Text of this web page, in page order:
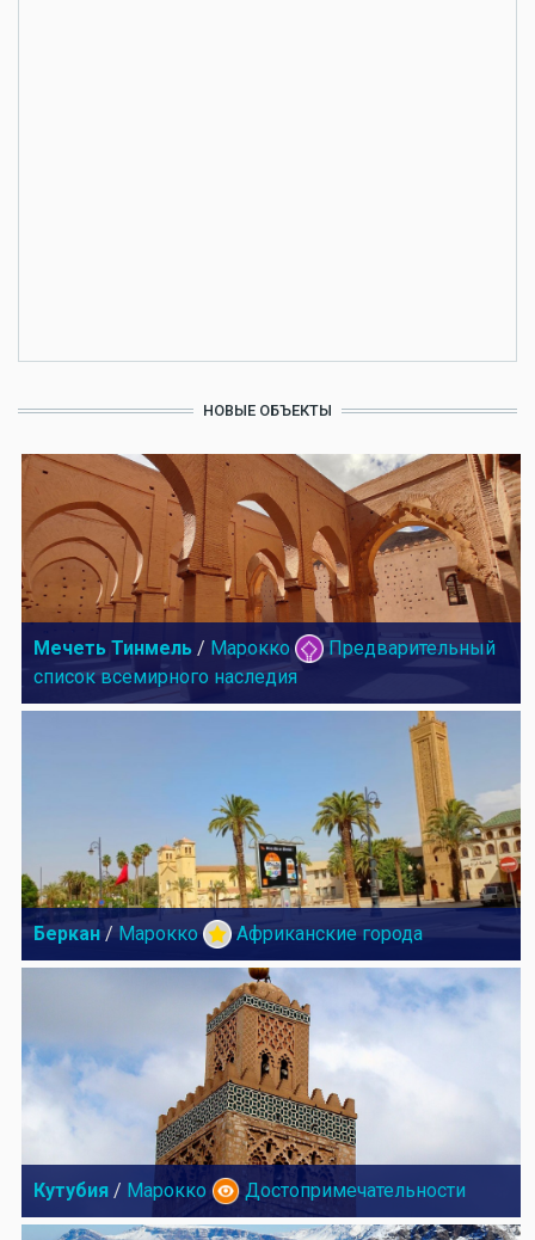
НОВЫЕ ОБЪЕКТЫ
Мечеть Тинмель / Марокко
Предварительный
список всемирного наследия
Беркан / Марокко Африканские города
Кутубия / Марокко Достопримечательности